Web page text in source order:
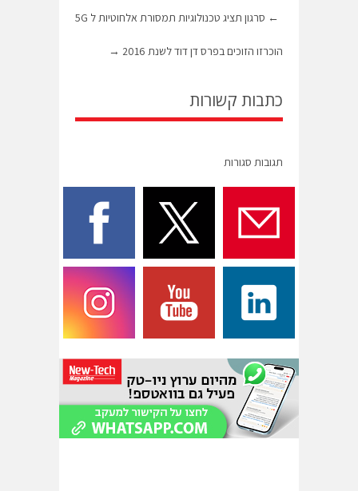
← סרגון תציג טכנולוגיות תמסורת אלחוטיות ל 5G
הוכרזו הזוכים בפרס דן דוד לשנת 2016 →
כתבות קשורות
תגובות סגורות